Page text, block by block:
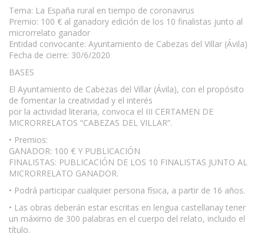
Tema: La España rural en tiempo de coronavirus
Premio: 100 € al ganadory edición de los 10 finalistas junto al
microrrelato ganador
Entidad convocante: Ayuntamiento de Cabezas del Villar (Ávila)
Fecha de cierre: 30/6/2020
BASES
El Ayuntamiento de Cabezas del Villar (Ávila), con el propósito
de fomentar la creatividad y el interés
por la actividad literaria, convoca el III CERTAMEN DE
MICRORRELATOS “CABEZAS DEL VILLAR”.
• Premios:
GANADOR: 100 € Y PUBLICACIÓN
FINALISTAS: PUBLICACIÓN DE LOS 10 FINALISTAS JUNTO AL
MICRORRELATO GANADOR.
• Podrá participar cualquier persona física, a partir de 16 años.
• Las obras deberán estar escritas en lengua castellanay tener
un máximo de 300 palabras en el cuerpo del relato, incluido el
título.